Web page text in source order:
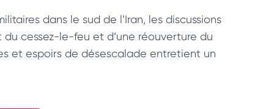
dans le sud de l’Iran, les discussions
cessez-le-feu et d’une réouverture du
et espoirs de désescalade entretient un